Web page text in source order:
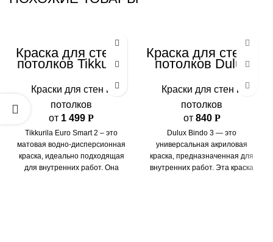
Краска для стен и
потолков Tikkurila
Краски для стен и
потолков
от 1 499 Р
Tikkurila Euro Smart 2 – это
матовая водно-дисперсионная
краска, идеально подходящая
для внутренних работ. Она
Краска для стен и
потолков Dulux
Краски для стен и
потолков
от 840 Р
Dulux Bindo 3 — это
универсальная акриловая
краска, предназначенная для
внутренних работ. Эта краска